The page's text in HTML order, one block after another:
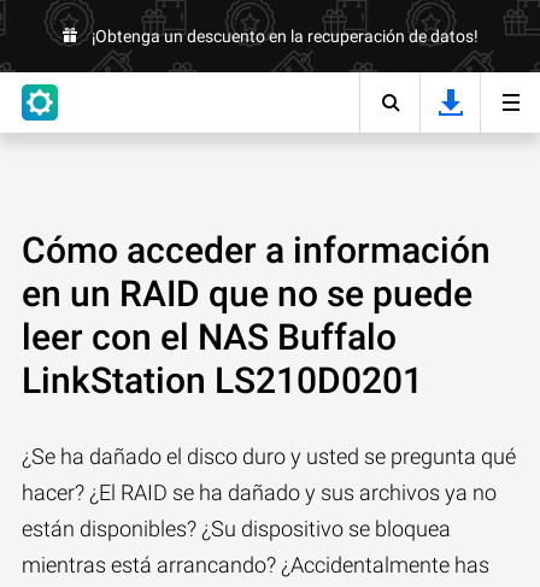
¡Obtenga un descuento en la recuperación de datos!
Cómo acceder a información
en un RAID que no se puede
leer con el NAS Buffalo
LinkStation LS210D0201
¿Se ha dañado el disco duro y usted se pregunta qué
hacer? ¿El RAID se ha dañado y sus archivos ya no
están disponibles? ¿Su dispositivo se bloquea
mientras está arrancando? ¿Accidentalmente has